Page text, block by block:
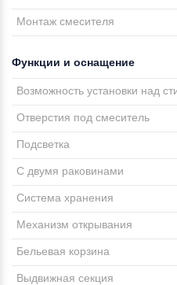
Монтаж смесителя
Функции и оснащение
Возможность установки над
Отверстия под смеситель
Подсветка
С двумя раковинами
Система хранения
Механизм открывания
Бельевая корзина
Выдвижная секция